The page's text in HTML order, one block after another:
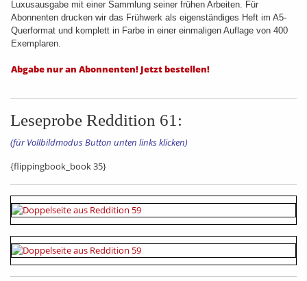
Luxusausgabe mit einer Sammlung seiner frühen Arbeiten. Für
Abonnenten drucken wir das Frühwerk als eigenständiges Heft im A5-
Querformat und komplett in Farbe in einer einmaligen Auflage von 400
Exemplaren.
Abgabe nur an Abonnenten! Jetzt bestellen!
Leseprobe Reddition 61:
(für Vollbildmodus Button unten links klicken)
{flippingbook_book 35}